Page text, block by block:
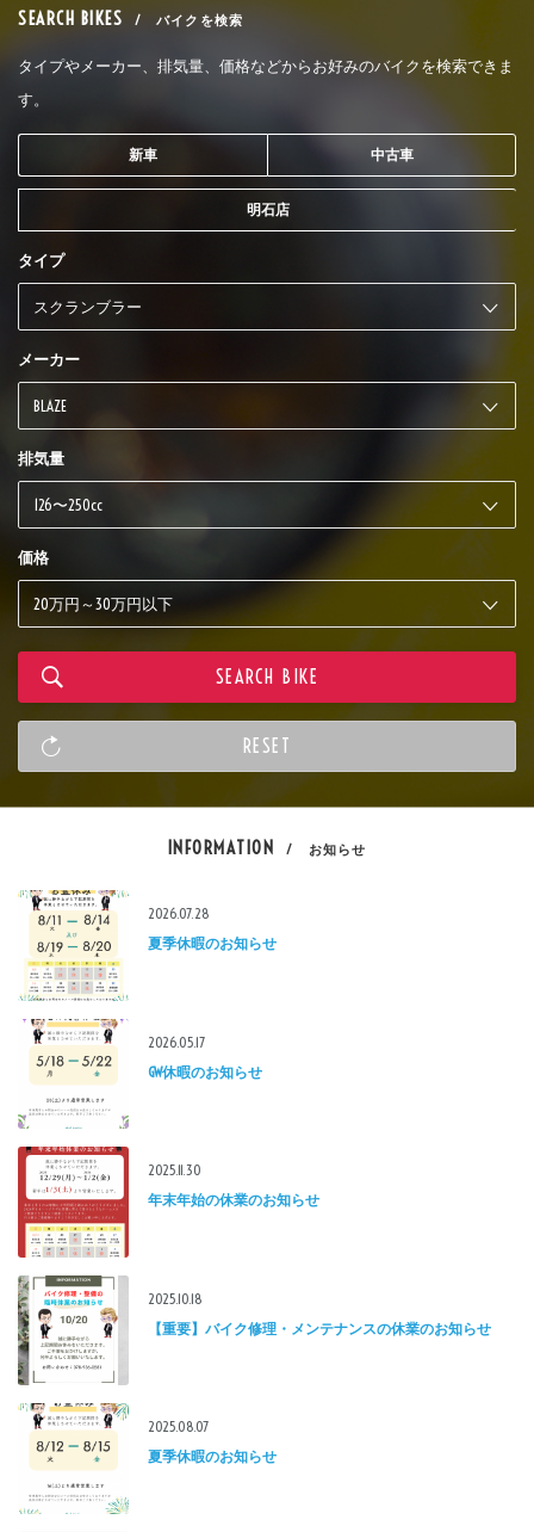
SEARCH BIKES / バイクを検索
タイプやメーカー、排気量、価格などからお好みのバイクを検索できま
す。
新車 中古車
明石店
タイプ
メーカー
排気量
価格
INFORMATION / お知らせ
2026.07.28
夏季休暇のお知らせ
2026.05.17
GW休暇のお知らせ
2025.11.30
年末年始の休業のお知らせ
2025.10.18
【重要】バイク修理・メンテナンスの休業のお知らせ
2025.08.07
夏季休暇のお知らせ